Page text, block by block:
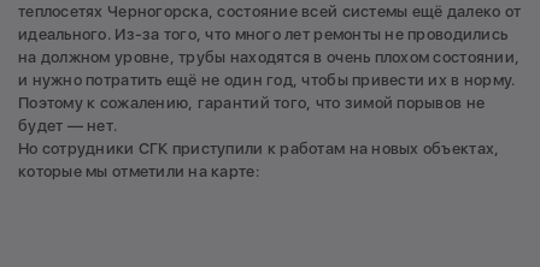
теплосетях Черногорска, состояние всей системы ещё далеко от
идеального. Из-за того, что много лет ремонты не проводились
на должном уровне, трубы находятся в очень плохом состоянии,
и нужно потратить ещё не один год, чтобы привести их в норму.
Поэтому к сожалению, гарантий того, что зимой порывов не
будет — нет.
Но сотрудники СГК приступили к работам на новых объектах,
которые мы отметили на карте: